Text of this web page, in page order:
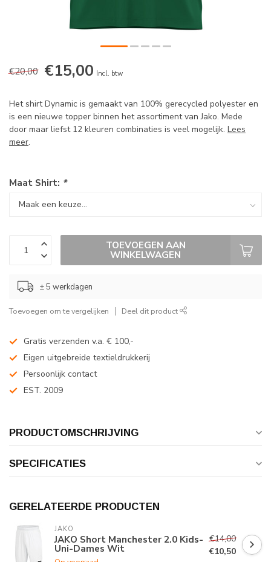
€20,00 €15,00 Incl. btw
Het shirt Dynamic is gemaakt van 100% gerecycled polyester en
is een nieuwe topper binnen het assortiment van Jako. Mede
door maar liefst 12 kleuren combinaties is veel mogelijk. Lees
meer.
Maat Shirt: *
TOEVOEGEN AAN
WINKELWAGEN
± 5 werkdagen
Toevoegen om te vergelijken Deel dit product
Gratis verzenden v.a. € 100,-
Eigen uitgebreide textieldrukkerij
Persoonlijk contact
EST. 2009
PRODUCTOMSCHRIJVING
SPECIFICATIES
GERELATEERDE PRODUCTEN
JAKO
JAKO Short Manchester 2.0 Kids-
Uni-Dames Wit
€14,00
€10,50